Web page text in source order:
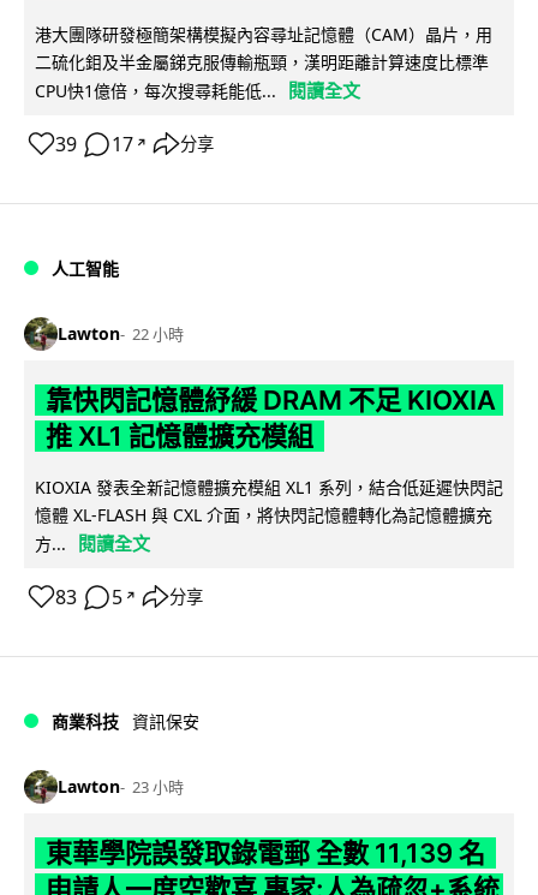
港大團隊研發極簡架構模擬內容尋址記憶體（CAM）晶片，用
二硫化鉬及半金屬銻克服傳輸瓶頸，漢明距離計算速度比標準
CPU快1億倍，每次搜尋耗能低...
閱讀全文
39 17 ↗ 分享
人工智能
Lawton 22 小時
靠快閃記憶體紓緩 DRAM 不足 KIOXIA
推 XL1 記憶體擴充模組
KIOXIA 發表全新記憶體擴充模組 XL1 系列，結合低延遲快閃記
憶體 XL-FLASH 與 CXL 介面，將快閃記憶體轉化為記憶體擴充
方...
閱讀全文
83 5 ↗ 分享
商業科技 資訊保安
Lawton 23 小時
東華學院誤發取錄電郵 全數 11,139 名
申請人一度空歡喜 專家:人為疏忽+系統